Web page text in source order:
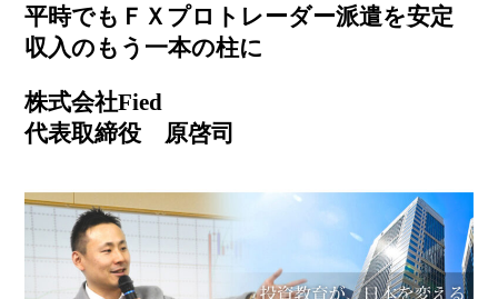
平時でもＦＸプロトレーダー派遣を安定
収入のもう一本の柱に
株式会社Fied
代表取締役 原啓司